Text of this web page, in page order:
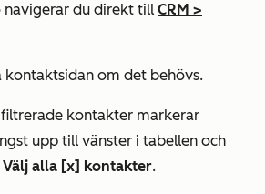
du direkt till CRM >
kontaktsidan om det behövs.
kontakter markerar
upp till vänster i tabellen och
Välj alla [x] kontakter.